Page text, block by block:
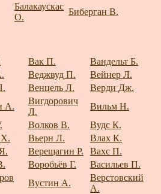
Балакаускас
О.
Биберган В.
Вак П.
Вандельт Б.
Веджвуд П.
Вейнер Л.
Венцель Л.
Верди Дж.
А.
Вигдорович
Л.
Вильм Н.
Волков В.
Вудс К.
Х. Вьерн Л.
Влах К.
Верещагин Р.
Вахс П.
Воробьёв Г.
Васильев П.
Вустин А.
Верстовский
А.